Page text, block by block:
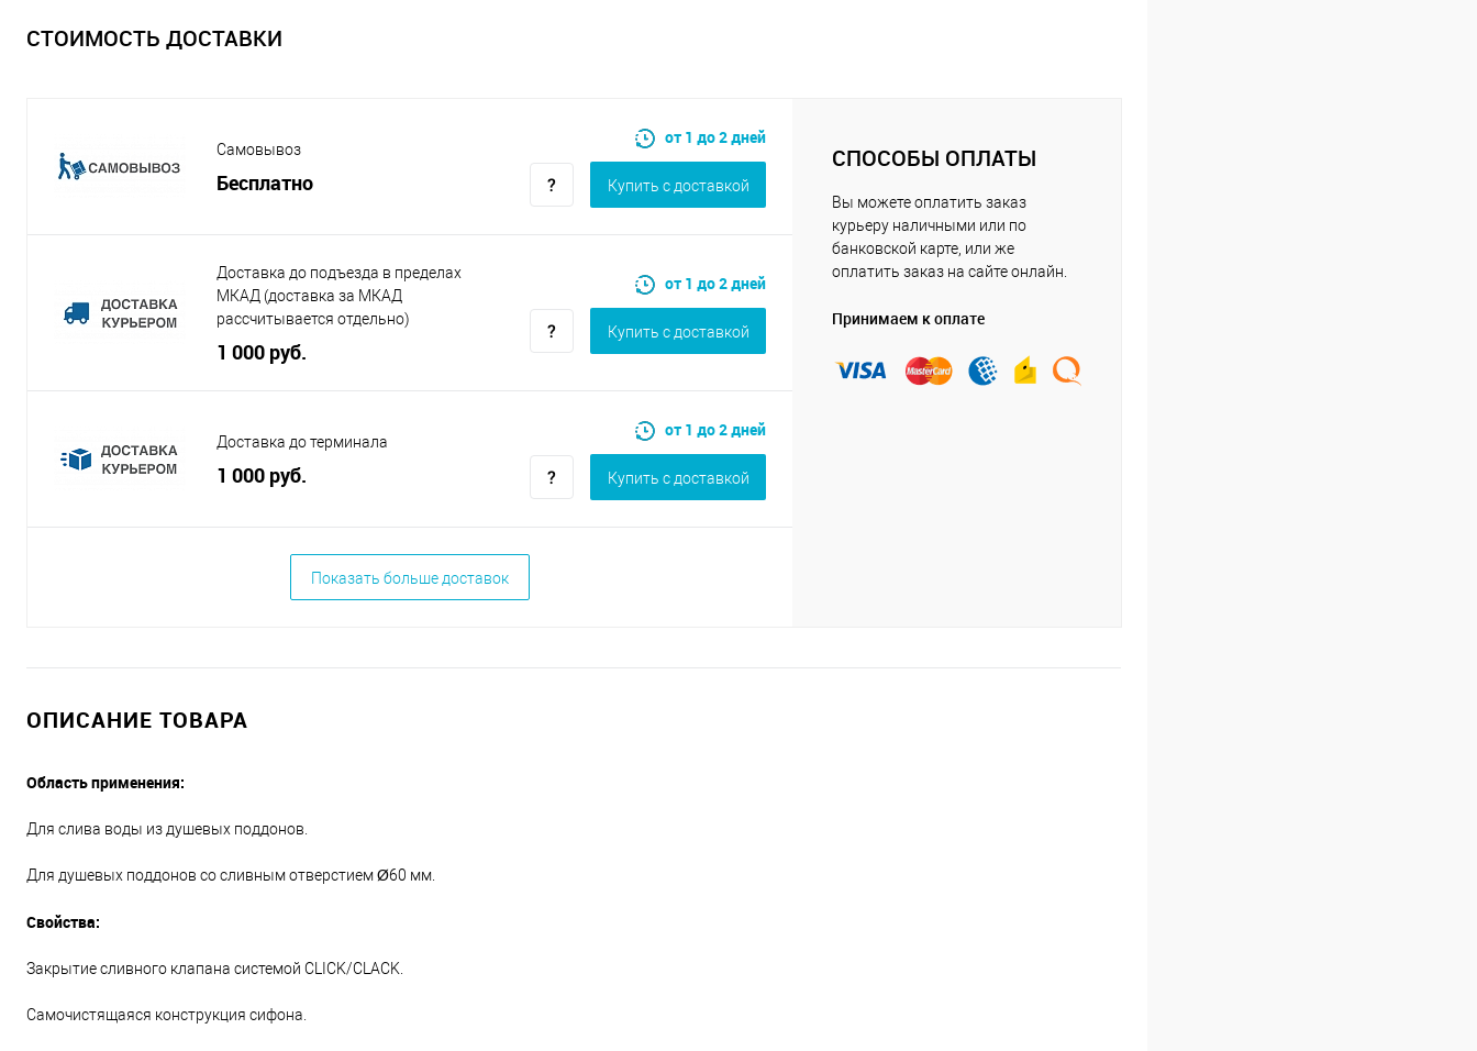
СТОИМОСТЬ ДОСТАВКИ
Самовывоз
Бесплатно
от 1 до 2 дней
Купить c доставкой
Доставка до подъезда в пределах
МКАД (доставка за МКАД
рассчитывается отдельно)
1 000 руб.
от 1 до 2 дней
Купить c доставкой
Доставка до терминала
1 000 руб.
от 1 до 2 дней
Купить c доставкой
Показать больше доставок
СПОСОБЫ ОПЛАТЫ
Вы можете оплатить заказ
курьеру наличными или по
банковской карте, или же
оплатить заказ на сайте онлайн.
Принимаем к оплате
ОПИСАНИЕ ТОВАРА
Область применения:
Для слива воды из душевых поддонов.
Для душевых поддонов со сливным отверстием Ø60 мм.
Свойства:
Закрытие сливного клапана системой CLICK/CLACK.
Самочистящаяся конструкция сифона.